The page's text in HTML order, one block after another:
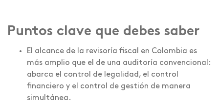
Puntos clave que debes saber
El alcance de la revisoría fiscal en Colombia es
más amplio que el de una auditoría convencional:
abarca el control de legalidad, el control
financiero y el control de gestión de manera
simultánea.